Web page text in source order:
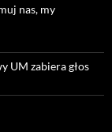
nas, my
UM zabiera głos